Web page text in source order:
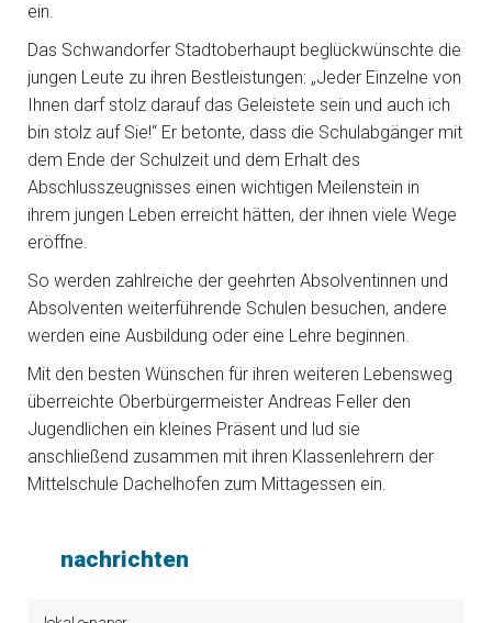
ein.
Das Schwandorfer Stadtoberhaupt beglückwünschte die
jungen Leute zu ihren Bestleistungen: „Jeder Einzelne von
Ihnen darf stolz darauf das Geleistete sein und auch ich
bin stolz auf Sie!“ Er betonte, dass die Schulabgänger mit
dem Ende der Schulzeit und dem Erhalt des
Abschlusszeugnisses einen wichtigen Meilenstein in
ihrem jungen Leben erreicht hätten, der ihnen viele Wege
eröffne.
So werden zahlreiche der geehrten Absolventinnen und
Absolventen weiterführende Schulen besuchen, andere
werden eine Ausbildung oder eine Lehre beginnen.
Mit den besten Wünschen für ihren weiteren Lebensweg
überreichte Oberbürgermeister Andreas Feller den
Jugendlichen ein kleines Präsent und lud sie
anschließend zusammen mit ihren Klassenlehrern der
Mittelschule Dachelhofen zum Mittagessen ein.
nachrichten